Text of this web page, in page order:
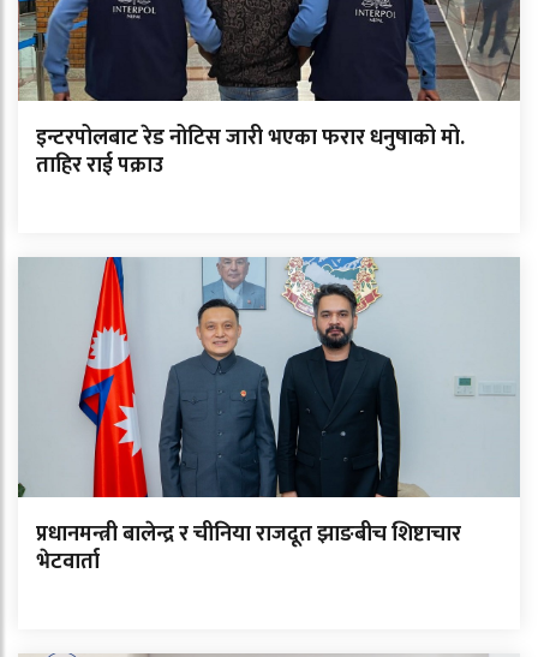
इन्टरपोलबाट रेड नोटिस जारी भएका फरार धनुषाको मो.
ताहिर राई पक्राउ
प्रधानमन्त्री बालेन्द्र र चीनिया राजदूत झाङबीच शिष्टाचार
भेटवार्ता